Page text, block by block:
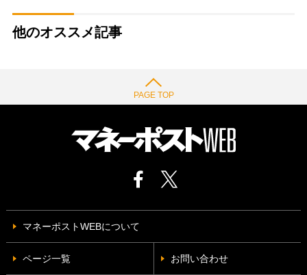
他のオススメ記事
PAGE TOP
マネーポストWEBについて
ページ一覧 お問い合わせ